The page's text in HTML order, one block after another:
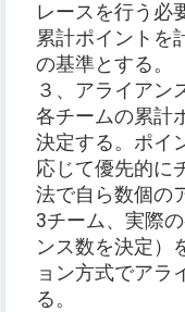
レースを行う必
累計ポイントを
の基準とする。
３、アライアン
各チームの累計
決定する。ポイ
応じて優先的に
法で自ら数個の
3チーム、実際
ンス数を決定）
ョン方式でアラ
る。